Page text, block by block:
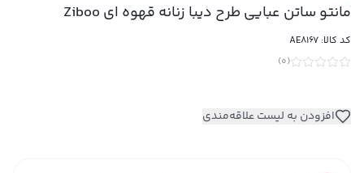
مانتو ساتن عبایی طرح دیبا زنانه قهوه ای Ziboo
کد کالا: AE8167
(
0
)
افزودن به لیست علاقه‌مندی